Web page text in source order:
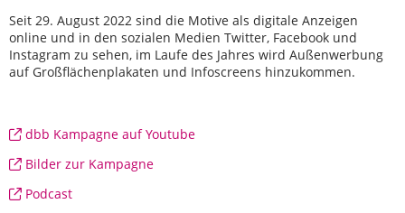
Seit 29. August 2022 sind die Motive als digitale Anzeigen
online und in den sozialen Medien Twitter, Facebook und
Instagram zu sehen, im Laufe des Jahres wird Außenwerbung
auf Großflächenplakaten und Infoscreens hinzukommen.
dbb Kampagne auf Youtube
Bilder zur Kampagne
Podcast